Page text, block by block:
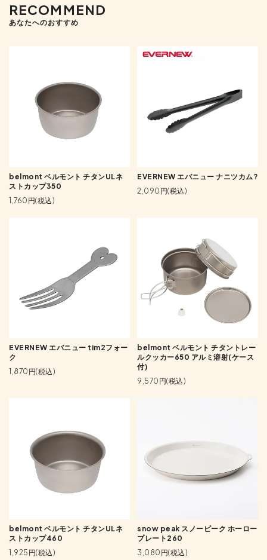
RECOMMEND
あなたへのおすすめ
belmont ベルモント チタンULネ
ストカップ350
1,760円(税込)
EVERNEW エバニュー ナニツカム?
2,090円(税込)
EVERNEW エバニュー tim2フォー
ク
1,870円(税込)
belmont ベルモント チタントレー
ルクッカー650 アルミ溶射(ケース
付)
9,570円(税込)
belmont ベルモント チタンULネ
ストカップ460
1,925円(税込)
snow peak スノーピーク ホーロー
プレート260
3,080円(税込)